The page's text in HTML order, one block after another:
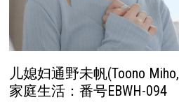
儿媳妇通野未帆(Toono
家庭生活：番号EBWH-094